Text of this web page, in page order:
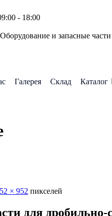
- 18:00
Оборудование и запасные
Галерея Склад Каталог
× 952 пикселей
для